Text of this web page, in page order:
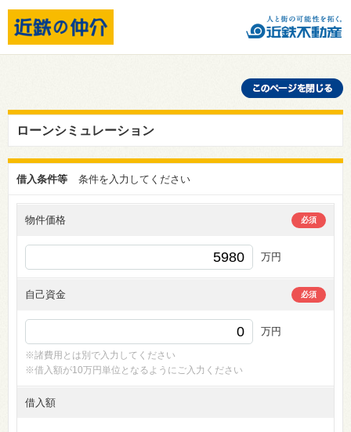
ローンシミュレーション
借入条件等 条件を入力してください
物件価格 必須
万円
自己資金 必須
万円
※諸費用とは別で入力してください
※借入額が10万円単位となるようにご入力ください
借入額